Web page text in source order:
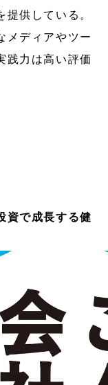
供している。
メディアやツー
践力は高い評価
資で成長する健